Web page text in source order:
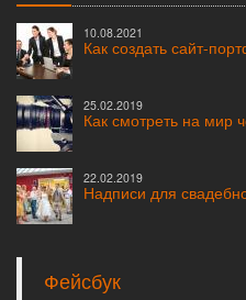
10.08.2021
Как создать сайт-
25.02.2019
Как смотреть на мир
22.02.2019
Надписи для
Фейсбук